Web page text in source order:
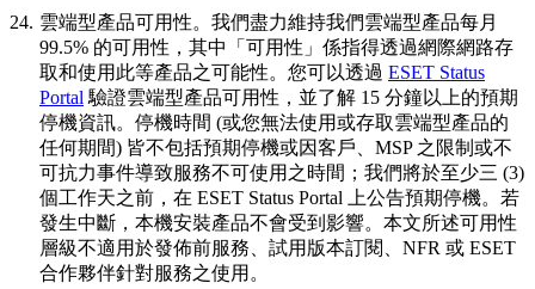
24. 雲端型產品可用性。 我們盡力維持我們雲端型產品每月
99.5% 的可用性，其中「可用性」係指得透過網際網路存
取和使用此等產品之可能性。您可以透過 ESET Status
Portal驗證雲端型產品可用性，並了解 15 分鐘以上的預期
停機資訊。停機時間 (或您無法使用或存取雲端型產品的
任何期間) 皆不包括預期停機或因客戶、MSP 之限制或不
可抗力事件導致服務不可使用之時間；我們將於至少三 (3)
個工作天之前，在 ESET Status Portal 上公告預期停機。若
發生中斷，本機安裝產品不會受到影響。本文所述可用性
層級不適用於發佈前服務、試用版本訂閱、NFR 或 ESET
合作夥伴針對服務之使用。